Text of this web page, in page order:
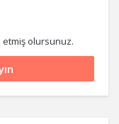
olursunuz.